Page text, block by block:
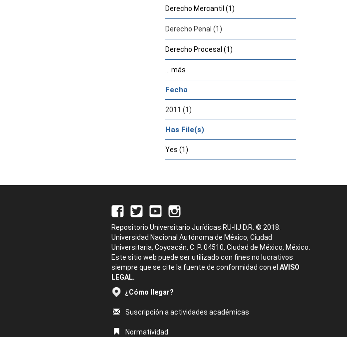
Derecho Mercantil (1)
Derecho Penal (1)
Derecho Procesal (1)
... más
Fecha
2011 (1)
Has File(s)
Yes (1)
Repositorio Universitario Jurídicas RU-IIJ D.R. © 2018.
Universidad Nacional Autónoma de México, Ciudad
Universitaria, Coyoacán, C. P. 04510, Ciudad de México, México.
Este sitio web puede ser utilizado con fines no lucrativos
siempre que se cite la fuente de conformidad con el AVISO
LEGAL.
¿Cómo llegar?
Suscripción a actividades académicas
Normatividad